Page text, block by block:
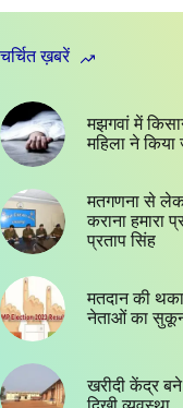
चर्चित ख़बरें
मझगवां में
महिला ने
मतगणना से
कराना हमारा
प्रताप सिंह
मतदान की
नेताओं का
खरीदी केंद्र बने